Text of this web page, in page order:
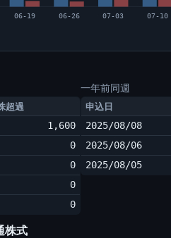
06-19 06-26 07-03 07-10
超過
1,600
0
0
0
0
一年前同週
申込日
2025/08/08
2025/08/06
2025/08/05
株式